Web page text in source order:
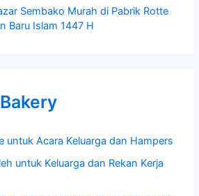
Sembako Murah di Pabrik Rotte
Baru Islam 1447 H
untuk Acara Keluarga dan Hampers
untuk Keluarga dan Rekan Kerja